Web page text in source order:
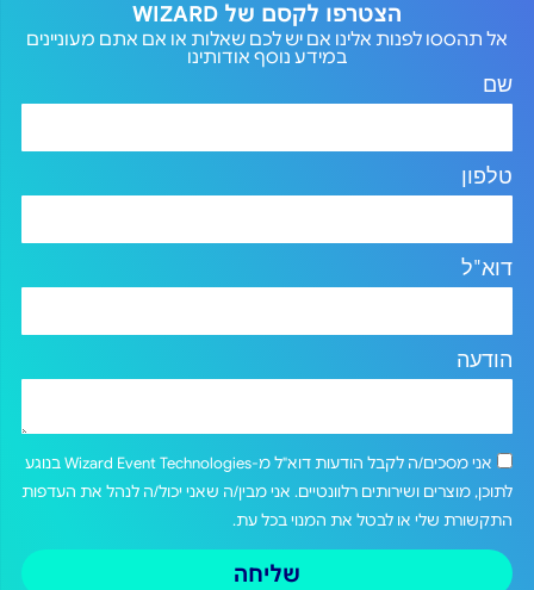
הצטרפו לקסם של WIZARD
אל תהססו לפנות אלינו אם יש לכם שאלות או אם אתם מעוניינים
במידע נוסף אודותינו
שם
טלפון
דוא"ל
הודעה
אני מסכים/ה לקבל הודעות דוא"ל מ-Wizard Event Technologies בנוגע
לתוכן, מוצרים ושירותים רלוונטיים. אני מבין/ה שאני יכול/ה לנהל את העדפות
התקשורת שלי או לבטל את המנוי בכל עת.
שליחה